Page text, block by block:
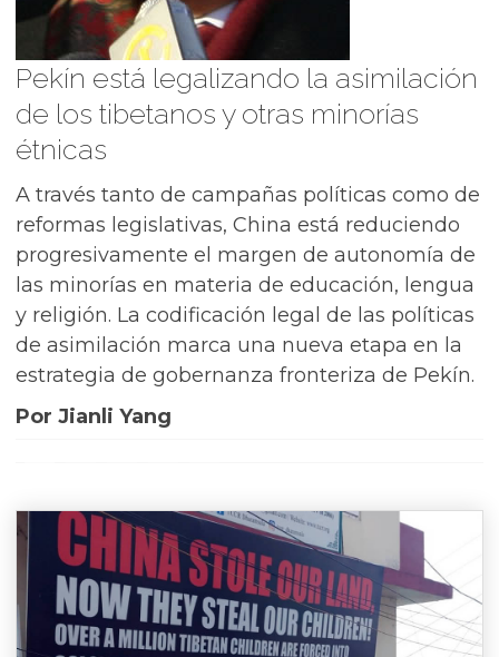
Pekín está legalizando la asimilación
de los tibetanos y otras minorías
étnicas
A través tanto de campañas políticas como de
reformas legislativas, China está reduciendo
progresivamente el margen de autonomía de
las minorías en materia de educación, lengua
y religión. La codificación legal de las políticas
de asimilación marca una nueva etapa en la
estrategia de gobernanza fronteriza de Pekín.
Por Jianli Yang